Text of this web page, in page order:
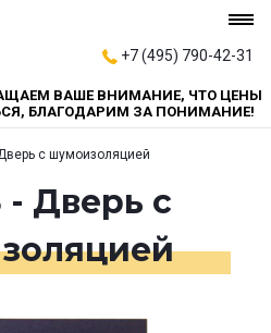
+7 (495) 790-42-31
ВАШЕ ВНИМАНИЕ, ЧТО ЦЕНЫ
БЛАГОДАРИМ ЗА ПОНИМАНИЕ!
с шумоизоляцией
- Дверь с